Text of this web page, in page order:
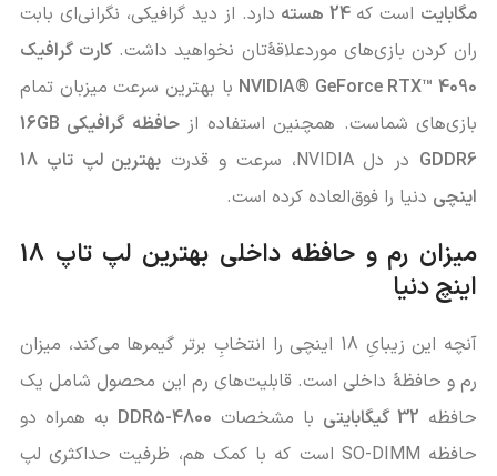
مگابایت است که
دارد. از دید گرافیکی، نگرانی‌ای بابت
ران کردن بازی‌های موردعلاقۀ‌تان نخواهید داشت.کارت گرافیک
NVIDIA® GeForce RTX™ 4090 با بهترین سرعت میزبان تمام
بازی‌های شماست. همچنین استفاده از
حافظه گرافیکی 16GB
GDDR6 در دل NVIDIA، سرعت و قدرت
بهترین لپ تاپ 18
اینچی دنیا را فوق‌العاده کرده است.
میزان رم و حافظه داخلی بهترین لپ تاپ 18
اینچ دنیا
آنچه این زیبایِ 18 اینچی را انتخابِ برتر گیمرها می‌کند، میزان
رم و حافظۀ داخلی است. قابلیت‌های رم این محصول شامل یک
حافظه 32 گیگابایتی با مشخصات DDR5-4800 به همراه دو
حافظه SO-DIMM است که با کمک هم، ظرفیت حداکثری لپ